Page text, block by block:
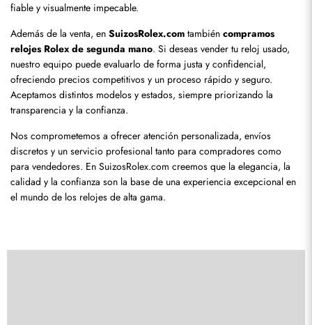
fiable y visualmente impecable.
Además de la venta, en SuizosRolex.com también compramos
relojes Rolex de segunda mano. Si deseas vender tu reloj usado,
nuestro equipo puede evaluarlo de forma justa y confidencial,
ofreciendo precios competitivos y un proceso rápido y seguro.
Aceptamos distintos modelos y estados, siempre priorizando la
transparencia y la confianza.
Nos comprometemos a ofrecer atención personalizada, envíos
discretos y un servicio profesional tanto para compradores como
para vendedores. En SuizosRolex.com creemos que la elegancia, la
calidad y la confianza son la base de una experiencia excepcional en
el mundo de los relojes de alta gama.